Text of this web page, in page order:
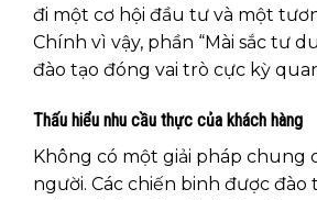
đi một cơ hội đầu tư và một
Chính vì vậy, phần “Mài sắc tư
đào tạo đóng vai trò cực kỳ
Thấu hiểu nhu cầu thực của khách hàng
Không có một giải pháp chung
người. Các chiến binh được đào